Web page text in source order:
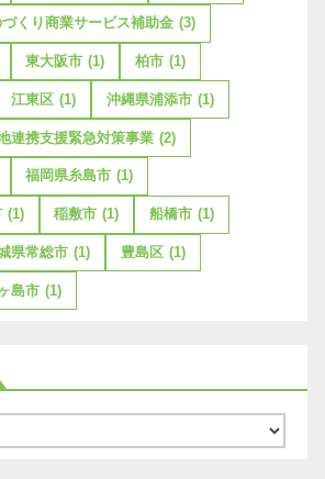
くり商業サービス補助金 (3)
東大阪市 (1) 柏市 (1)
江東区 (1) 沖縄県浦添市 (1)
連携支援緊急対策事業 (2)
福岡県糸島市 (1)
(1) 稲敷市 (1) 船橋市 (1)
県常総市 (1) 豊島区 (1)
島市 (1)